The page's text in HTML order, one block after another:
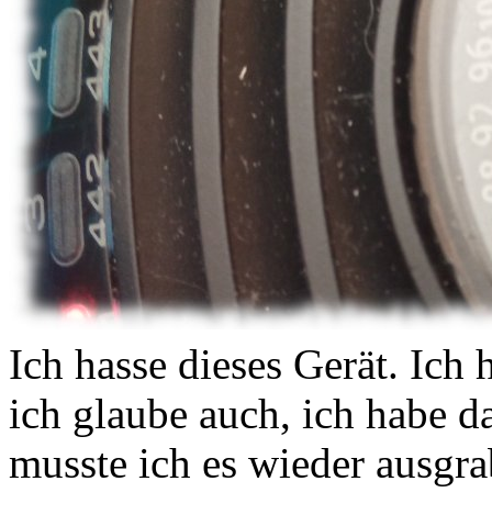
Ich hasse dieses Gerät. Ich
ich glaube auch, ich habe
musste ich es wieder